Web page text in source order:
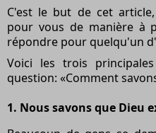
C'est le but de cet
pour vous de manière à
répondre pour quelqu'un
Voici les trois
question: «Comment
1. Nous savons que Dieu